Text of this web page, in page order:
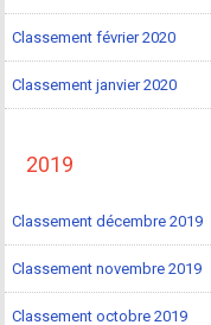
Classement février 2020
Classement janvier 2020
2019
Classement décembre 2019
Classement novembre 2019
Classement octobre 2019